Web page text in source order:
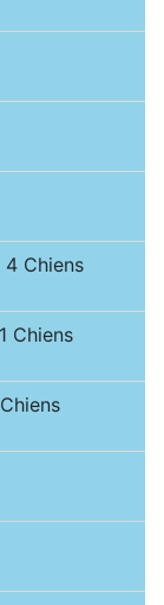
Chiens
Chiens